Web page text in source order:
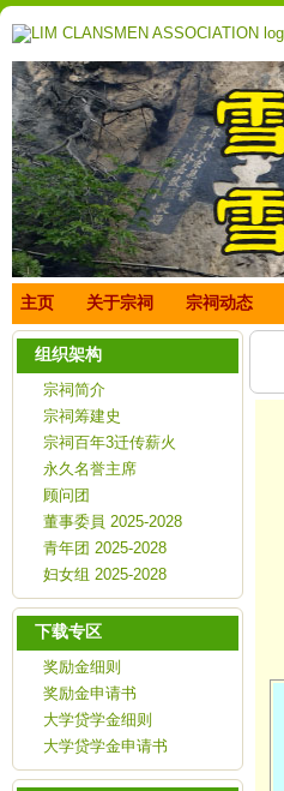
主页 关于宗祠 宗祠动态
组织架构
宗祠简介
宗祠筹建史
宗祠百年3迁传薪火
永久名誉主席
顾问团
董事委員 2025-2028
青年团 2025-2028
妇女组 2025-2028
下载专区
奖励金细则
奖励金申请书
大学贷学金细则
大学贷学金申请书